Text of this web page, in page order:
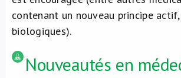
contenant un nouveau principe
biologiques).
Nouveautés en